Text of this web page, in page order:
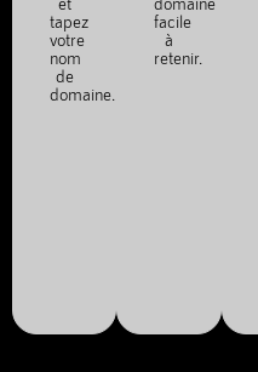
tapez
votre
nom
de
domaine.
facile
à
retenir.